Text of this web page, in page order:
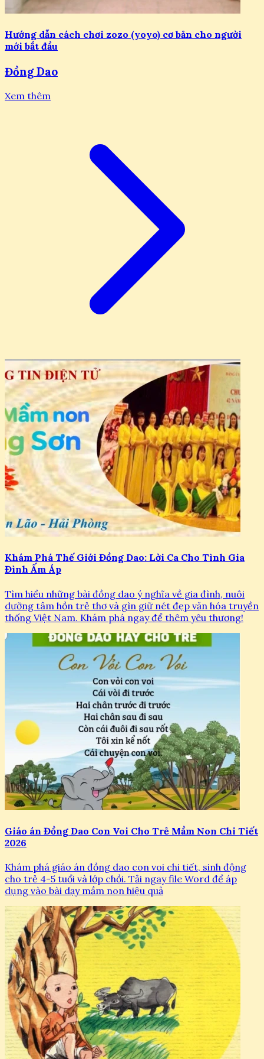
Hướng dẫn cách chơi zozo (yoyo) cơ bản cho người
mới bắt đầu
Đồng Dao
Xem thêm
Khám Phá Thế Giới Đồng Dao: Lời Ca Cho Tình Gia
Đình Ấm Áp
Tìm hiểu những bài đồng dao ý nghĩa về gia đình, nuôi
dưỡng tâm hồn trẻ thơ và gìn giữ nét đẹp văn hóa truyền
thống Việt Nam. Khám phá ngay để thêm yêu thương!
Giáo án Đồng Dao Con Voi Cho Trẻ Mầm Non Chi Tiết
2026
Khám phá giáo án đồng dao con voi chi tiết, sinh động
cho trẻ 4-5 tuổi và lớp chồi. Tải ngay file Word để áp
dụng vào bài dạy mầm non hiệu quả